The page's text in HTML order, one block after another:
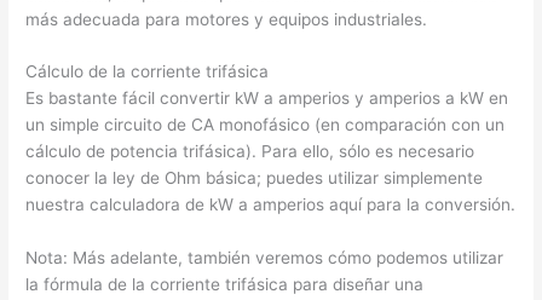
más adecuada para motores y equipos industriales.
Cálculo de la corriente trifásica
Es bastante fácil convertir kW a amperios y amperios a kW en
un simple circuito de CA monofásico (en comparación con un
cálculo de potencia trifásica). Para ello, sólo es necesario
conocer la ley de Ohm básica; puedes utilizar simplemente
nuestra calculadora de kW a amperios aquí para la conversión.
Nota: Más adelante, también veremos cómo podemos utilizar
la fórmula de la corriente trifásica para diseñar una